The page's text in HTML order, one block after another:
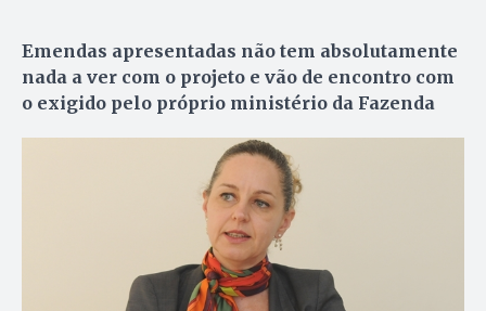
Emendas apresentadas não tem absolutamente
nada a ver com o projeto e vão de encontro com
o exigido pelo próprio ministério da Fazenda